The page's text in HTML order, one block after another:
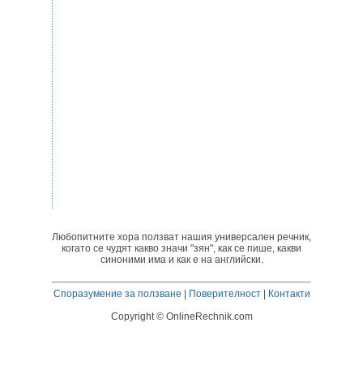
Любопитните хора ползват нашия универсален речник,
когато се чудят какво значи "зян", как се пише, какви
синоними има и как е на английски.
Споразумение за ползване Поверителност|
Контакти
Copyright © OnlineRechnik.com